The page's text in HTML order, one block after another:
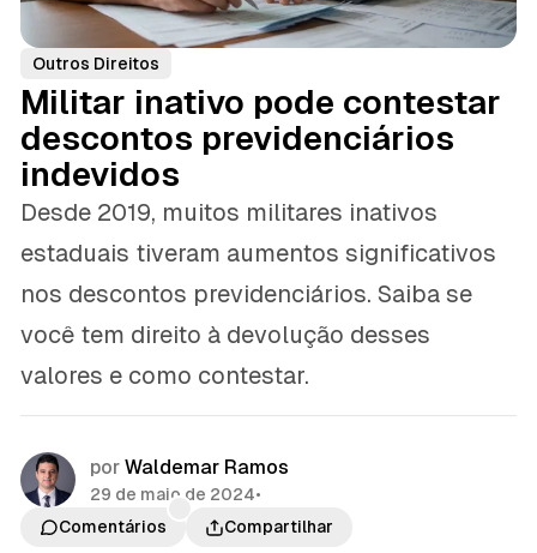
Outros Direitos
Militar inativo pode contestar
descontos previdenciários
indevidos
Desde 2019, muitos militares inativos
estaduais tiveram aumentos significativos
nos descontos previdenciários. Saiba se
você tem direito à devolução desses
valores e como contestar.
por Waldemar Ramos
29 de maio de 2024•
Comentários
Compartilhar